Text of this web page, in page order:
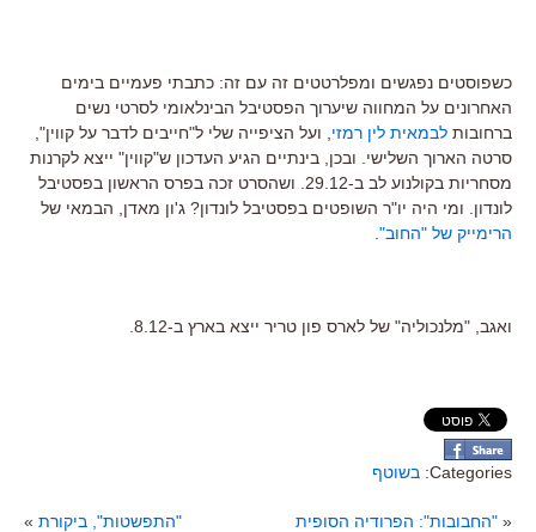
כשפוסטים נפגשים ומפלרטטים זה עם זה: כתבתי פעמיים בימים
האחרונים על המחווה שיערוך הפסטיבל הבינלאומי לסרטי נשים
ברחובות לבמאית לין רמזי , ועל הציפייה שלי ל"חייבים לדבר על קווין",
סרטה הארוך השלישי. ובכן, בינתיים הגיע העדכון ש"קווין" ייצא לקרנות
מסחריות בקולנוע לב ב-29.12. ושהסרט זכה בפרס הראשון בפסטיבל
לונדון. ומי היה יו"ר השופטים בפסטיבל לונדון? ג'ון מאדן, הבמאי של
הרימייק של "החוב"
ואגב, "מלנכוליה" של לארס פון טריר ייצא בארץ ב-8.12.
Categories: בשוטף
« "החבובות": הפרודיה הסופית "התפשטות", ביקורת »